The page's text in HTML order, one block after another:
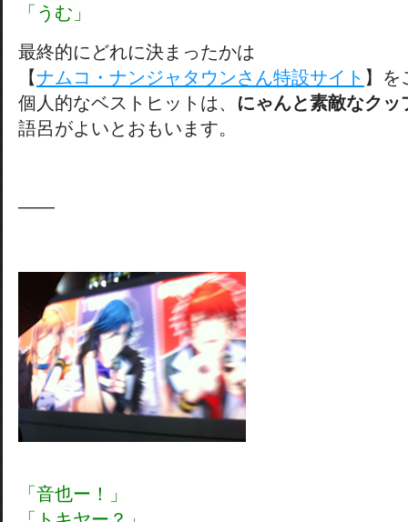
「うむ」
最終的にどれに決まったかは
【ナムコ・ナンジャタウンさん特設サイト 】を
個人的なベストヒットは、 にゃんと素敵なクッ
語呂がよいとおもいます。
——
「音也ー！」